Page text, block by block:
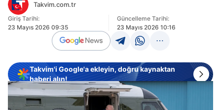
Takvim.com.tr
Giriş Tarihi:
23 Mayıs 2026 09:35
Güncelleme Tarihi:
23 Mayıs 2026 10:16
Takvim'i Google'a ekleyin, doğru kaynaktan
haberi alın!